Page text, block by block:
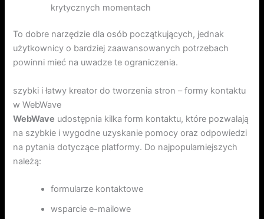
krytycznych momentach
To dobre narzędzie dla osób początkujących, jednak
użytkownicy o bardziej zaawansowanych potrzebach
powinni mieć na uwadze te ograniczenia.
szybki i łatwy kreator do tworzenia stron – formy kontaktu
w WebWave
WebWave udostępnia kilka form kontaktu, które pozwalają
na szybkie i wygodne uzyskanie pomocy oraz odpowiedzi
na pytania dotyczące platformy. Do najpopularniejszych
należą:
formularze kontaktowe
wsparcie e-mailowe